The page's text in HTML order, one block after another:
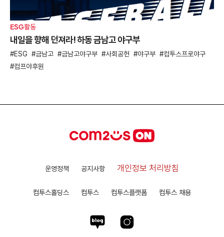
ESG활동
내일을 향해 던져라! 하동 금남고 야구부
ESG 금남고 금남고야구부 사회공헌 야구부
컴투스프로야구
컴프야후원
운영정책 공지사항 개인정보 처리방침
컴투스홀딩스 컴투스 컴투스플랫폼 컴투스 채용